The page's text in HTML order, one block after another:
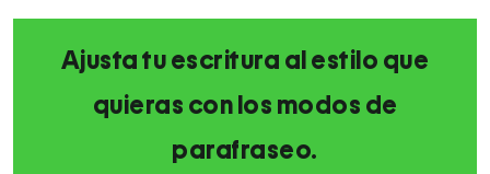
Ajusta tu escritura al estilo que
quieras con los modos de
parafraseo.